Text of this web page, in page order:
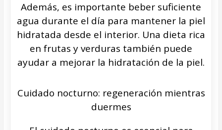
Además, es importante beber suficiente
agua durante el día para mantener la piel
hidratada desde el interior. Una dieta rica
en frutas y verduras también puede
ayudar a mejorar la hidratación de la piel.
Cuidado nocturno: regeneración mientras
duermes